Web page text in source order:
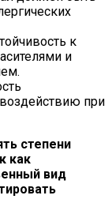
к
и
при
степени
как
вид